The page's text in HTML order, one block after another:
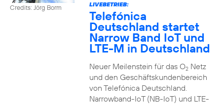
Credits: Jörg Borm
LIVEBETRIEB:
Telefónica
Deutschland startet
Narrow Band IoT und
LTE-M in Deutschland
Neuer Meilenstein für das O2Netz
und den Geschäftskundenbereich
von Telefónica Deutschland.
Narrowband-IoT (NB-IoT) und LTE-